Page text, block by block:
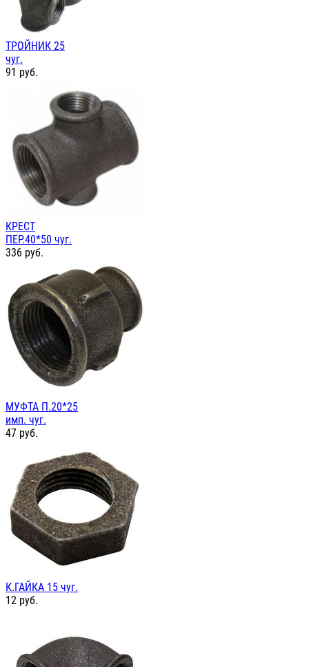
ТРОЙНИК 25
чуг.
91 руб.
КРЕСТ
ПЕР.40*50 чуг.
336 руб.
МУФТА П.20*25
имп. чуг.
47 руб.
К.ГАЙКА 15 чуг.
12 руб.